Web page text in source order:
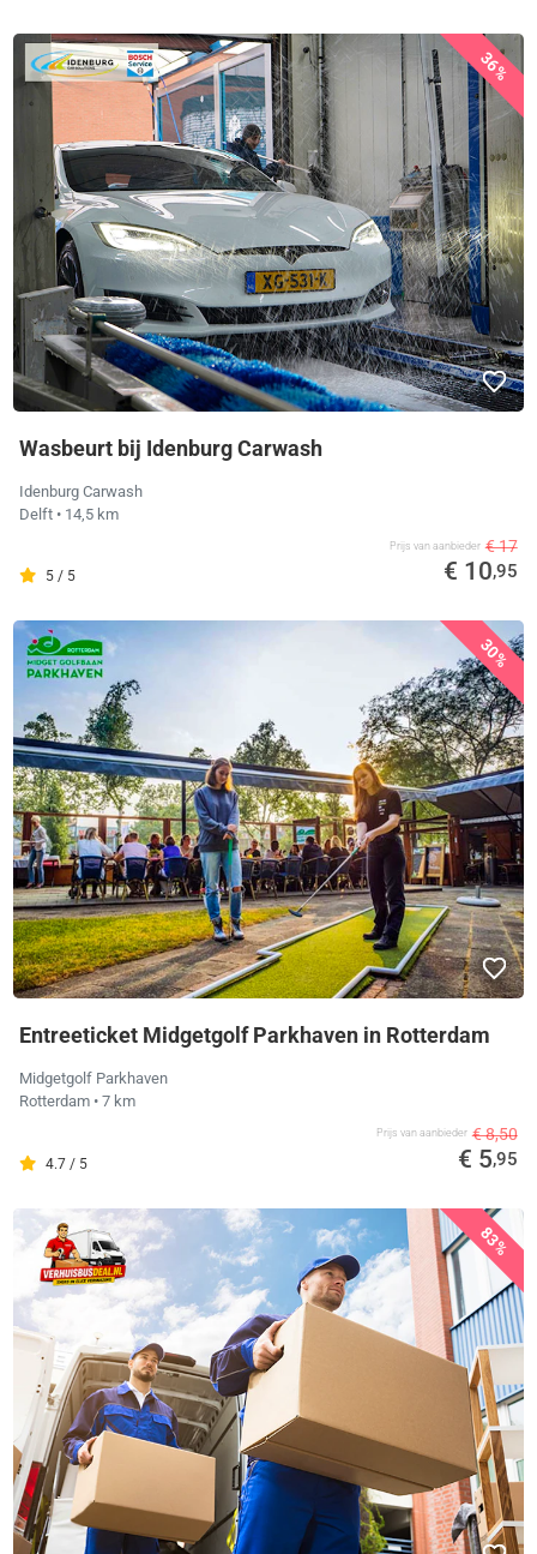
36%
Wasbeurt bij Idenburg Carwash
Idenburg Carwash
Delft • 14,5 km
5 / 5
Prijs van aanbieder € 17
€ 10,95
30%
Entreeticket Midgetgolf Parkhaven in Rotterdam
Midgetgolf Parkhaven
Rotterdam • 7 km
4.7 / 5
Prijs van aanbieder € 8,50
€ 5,95
83%